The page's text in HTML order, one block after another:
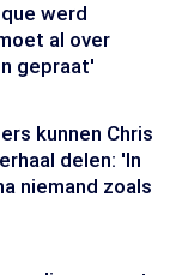
werd
al over
gepraat'
kunnen Chris
delen: 'In
niemand zoals